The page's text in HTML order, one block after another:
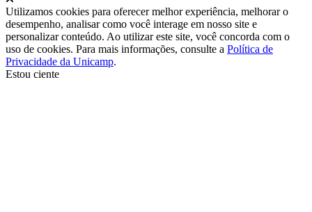
Utilizamos cookies para oferecer melhor experiência, melhorar o
desempenho, analisar como você interage em nosso site e
personalizar conteúdo. Ao utilizar este site, você concorda com o
uso de cookies. Para mais informações, consulte a Política de
Privacidade da Unicamp.
Estou ciente